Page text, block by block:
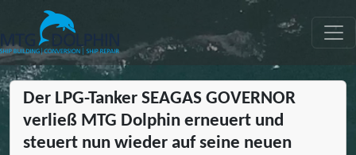
MTG DOLPHIN
Der LPG-Tanker SEAGAS GOVERNOR
verließ MTG Dolphin erneuert und
steuert nun wieder auf seine neuen